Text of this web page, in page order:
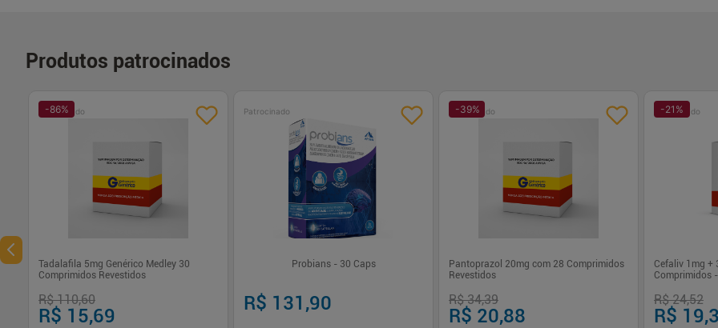
Produtos patrocinados
Patrocinado
-86%
Tadalafila 5mg Genérico Medley 30
Comprimidos Revestidos
R$ 110,60
R$ 15,69
Patrocinado
Probians - 30 Caps
R$ 131,90
Patrocinado
-39%
Pantoprazol 20mg com 28 Comprimidos
Revestidos
R$ 34,39
R$ 20,88
Patrocinado
-21 %
Cefaliv 1mg +
Comprimidos
R$ 24,52
R$